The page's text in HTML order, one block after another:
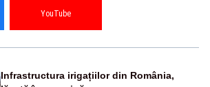
YouTube
Infrastructura irigațiilor din România,